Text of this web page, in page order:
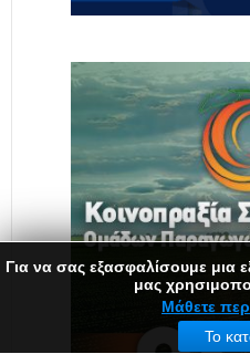
Για να σας εξασφαλίσουμε μια
μας
Μάθετε
Το